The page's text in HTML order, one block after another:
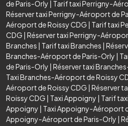
de Paris-Orly | Tarif taxi Perrigny-
Réserver taxi Perrigny-Aéroport de
Aéroport de Roissy CDG | Tarif taxi
CDG | Réserver taxi Perrigny-
Branches | Tarif taxi Branches |
Branches-Aéroport de Paris-Orly |
de Paris-Orly | Réserver taxi
Taxi Branches-Aéroport de Roissy
Aéroport de Roissy CDG | Réserver
Roissy CDG | Taxi Appoigny | Tarif
Appoigny | Taxi Appoigny-Aéroport
Appoigny-Aéroport de Paris-Orly |